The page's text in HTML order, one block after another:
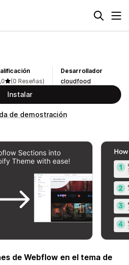
(0 Reseñas)
Desarrollador
cloudfood
Instalar
de demostración
de Webflow en el tema de